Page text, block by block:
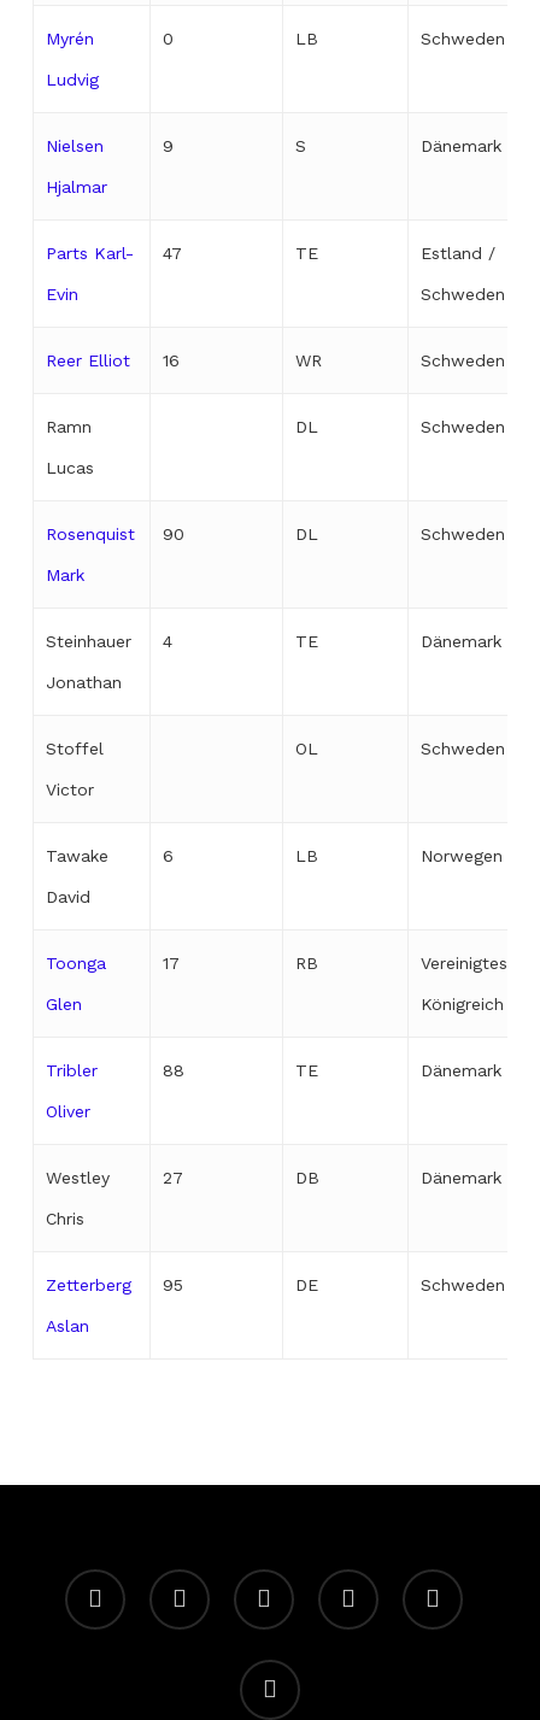
Myrén
Ludvig
0 LB Schweden
Nielsen
Hjalmar
9 S Dänemark
Parts Karl-
Evin
47 TE Estland /
Schweden
Reer Elliot 16 WR Schweden
Ramn
Lucas
DL Schweden
Rosenquist
Mark
90 DL Schweden
Steinhauer
Jonathan
4 TE Dänemark
Stoffel
Victor
OL Schweden
Tawake
David
6 LB Norwegen
Toonga
Glen
17 RB Vereinigtes
Königreich
Tribler
Oliver
88 TE Dänemark
Westley
Chris
27 DB Dänemark
Zetterberg
Aslan
95 DE Schweden
facebook youtube instagram spotify twitch
email